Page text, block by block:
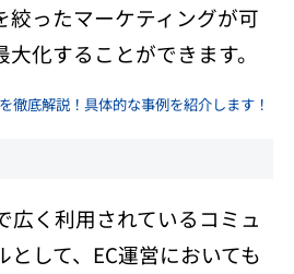
絞ったマーケティングが可
化することができます。
徹底解説！具体的な事例を紹介します！
広く利用されているコミュ
して、EC運営においても